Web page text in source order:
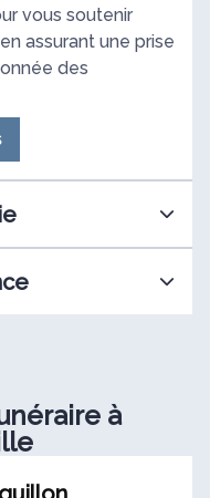
vous soutenir
assurant une prise
des
à